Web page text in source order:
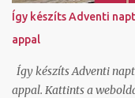
átszállítsák és ehhez ők
nyomtató hiba miatt
hogy van olyan
cimkét legenerálom, és
kérem elhozatni hozzám
Így készíts Adventi
appal
Így készíts Adventi
appal. Kattints a